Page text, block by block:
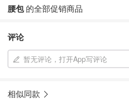
腰包的全部促销商品
评论
暂无评论，打开App写评论
相似同款